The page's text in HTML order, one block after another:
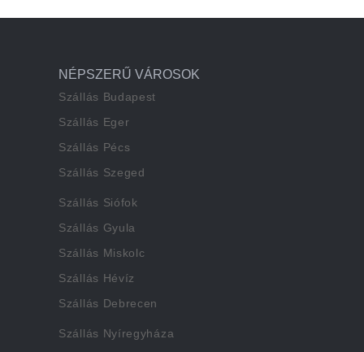
NÉPSZERŰ VÁROSOK
Szállás Budapest
Szállás Eger
Szállás Pécs
Szállás Szeged
Szállás Siófok
Szállás Gyula
Szállás Miskolc
Szállás Hévíz
Szállás Debrecen
Szállás Nyíregyháza